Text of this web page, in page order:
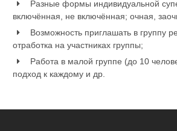
Разные формы индивидуальной
включённая, не включённая; очная,
Возможность приглашать в группу
отработка на участниках группы;
Работа в малой группе (до 10
подход к каждому и др.